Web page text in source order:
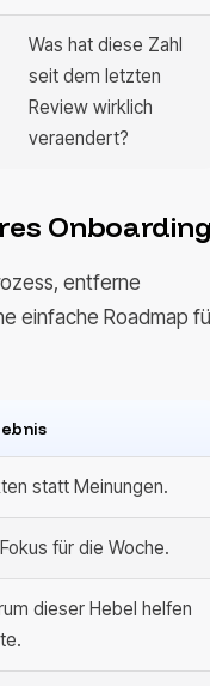
Was hat diese Zahl
seit dem letzten
Review wirklich
veraendert?
entferne
einfache Roadmap
statt Meinungen.
für die Woche.
dieser Hebel helfen